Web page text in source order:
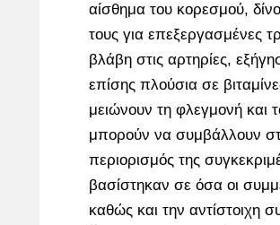
αίσθημα του κορεσμού,
τους για επεξεργασμένες
βλάβη στις αρτηρίες,
επίσης πλούσια σε
μειώνουν τη φλεγμονή και
μπορούν να συμβάλλουν
περιορισμός της
βασίστηκαν σε όσα οι
καθώς και την αντίστοιχη